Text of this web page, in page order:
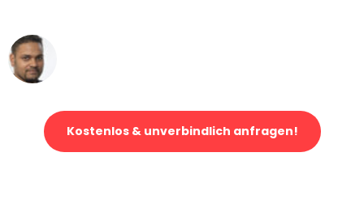
Kostenlos & unverbindlich anfragen!